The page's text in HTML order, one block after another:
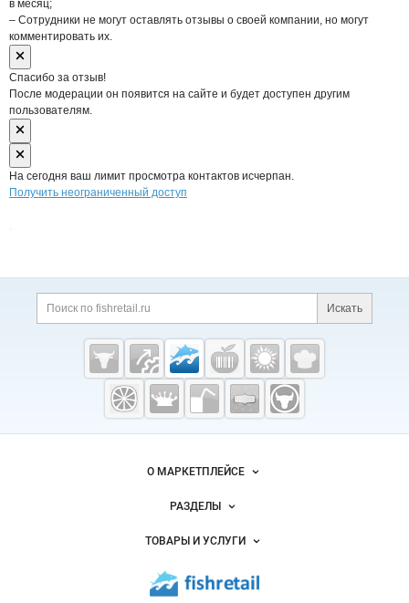
в месяц;
– Сотрудники не могут оставлять отзывы о своей компании, но могут
комментировать их.
Спасибо за отзыв!
После модерации он появится на сайте и будет доступен другим
пользователям.
На сегодня ваш лимит просмотра контактов исчерпан.
Получить неограниченный доступ
Дополнительная информация
Поиск по сайту и
Искать
Cсылки на полезные проекты
Fishretail.ru —
рыба,
морепродукты
Важные разделы и контакты
Навигация по сайтуО МАРКЕТПЛЕЙСЕ
Новости Fishretail.ru
Размещение рекламы
Публичная оферта
Контактная информация
РАЗДЕЛЫ
Объявления
Новости рынка
ТОВАРЫ И УСЛУГИ
Рыба